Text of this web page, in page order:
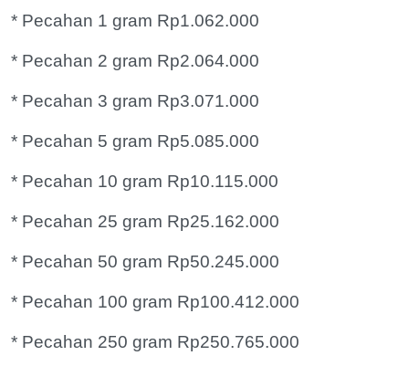
* Pecahan 1 gram Rp1.062.000
* Pecahan 2 gram Rp2.064.000
* Pecahan 3 gram Rp3.071.000
* Pecahan 5 gram Rp5.085.000
* Pecahan 10 gram Rp10.115.000
* Pecahan 25 gram Rp25.162.000
* Pecahan 50 gram Rp50.245.000
* Pecahan 100 gram Rp100.412.000
* Pecahan 250 gram Rp250.765.000